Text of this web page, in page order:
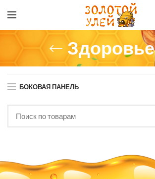
Здоровье
БОКОВАЯ ПАНЕЛЬ